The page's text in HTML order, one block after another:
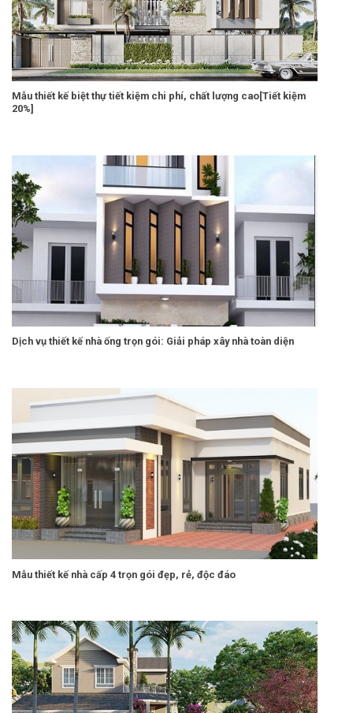
Mẫu thiết kế biệt thự tiết kiệm chi phí, chất lượng cao[Tiết kiệm
20%]
Dịch vụ thiết kế nhà ống trọn gói: Giải pháp xây nhà toàn diện
Mẫu thiết kế nhà cấp 4 trọn gói đẹp, rẻ, độc đáo